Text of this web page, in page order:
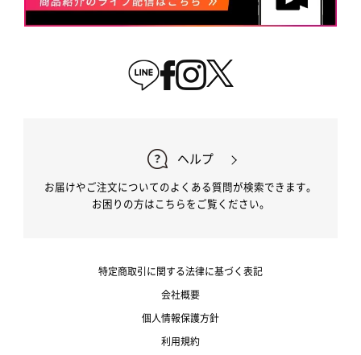
ヘルプ
お届けやご注文についてのよくある質問が検索できます。
お困りの方はこちらをご覧ください。
特定商取引に関する法律に基づく表記
会社概要
個人情報保護方針
利用規約